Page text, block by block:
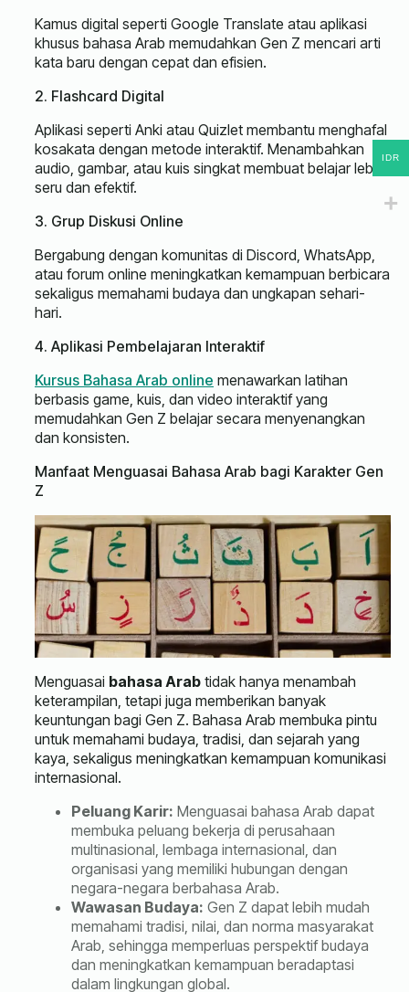
Kamus digital seperti Google Translate atau aplikasi
khusus bahasa Arab memudahkan Gen Z mencari arti
kata baru dengan cepat dan efisien.
2. Flashcard Digital
Aplikasi seperti Anki atau Quizlet membantu menghafal
kosakata dengan metode interaktif. Menambahkan
audio, gambar, atau kuis singkat membuat belajar lebih
seru dan efektif.
3. Grup Diskusi Online
Bergabung dengan komunitas di Discord, WhatsApp,
atau forum online meningkatkan kemampuan berbicara
sekaligus memahami budaya dan ungkapan sehari-
hari.
4. Aplikasi Pembelajaran Interaktif
Kursus Bahasa Arab online menawarkan latihan
berbasis game, kuis, dan video interaktif yang
memudahkan Gen Z belajar secara menyenangkan
dan konsisten.
Manfaat Menguasai Bahasa Arab bagi Karakter Gen
Z
Menguasai bahasa Arab tidak hanya menambah
keterampilan, tetapi juga memberikan banyak
keuntungan bagi Gen Z. Bahasa Arab membuka pintu
untuk memahami budaya, tradisi, dan sejarah yang
kaya, sekaligus meningkatkan kemampuan komunikasi
internasional.
Peluang Karir: Menguasai bahasa Arab dapat
membuka peluang bekerja di perusahaan
multinasional, lembaga internasional, dan
organisasi yang memiliki hubungan dengan
negara-negara berbahasa Arab.
Wawasan Budaya: Gen Z dapat lebih mudah
memahami tradisi, nilai, dan norma masyarakat
Arab, sehingga memperluas perspektif budaya
dan meningkatkan kemampuan beradaptasi
dalam lingkungan global.
IDR